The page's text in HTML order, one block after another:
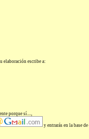
elaboración escribe a:
porque sí....,
y entrarás en la base